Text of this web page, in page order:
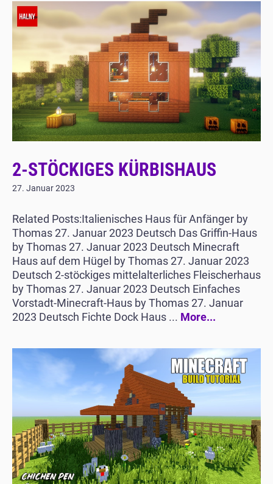
2-STÖCKIGES KÜRBISHAUS
27. Januar 2023
Related Posts:Italienisches Haus für Anfänger by
Thomas 27. Januar 2023 Deutsch Das Griffin-Haus
by Thomas 27. Januar 2023 Deutsch Minecraft
Haus auf dem Hügel by Thomas 27. Januar 2023
Deutsch 2-stöckiges mittelalterliches Fleischerhaus
by Thomas 27. Januar 2023 Deutsch Einfaches
Vorstadt-Minecraft-Haus by Thomas 27. Januar
2023 Deutsch Fichte Dock Haus ... More...